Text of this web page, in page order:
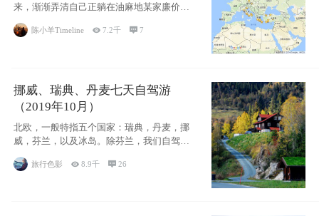
来，渐渐弄清自己正躺在油麻地某家廉价宾
馆
陈小羊Timeline 7.2千 7
挪威、瑞典、丹麦七天自驾游
（2019年10月）
北欧，一般特指五个国家：瑞典，丹麦，挪
威，芬兰，以及冰岛。除芬兰，我们自驾游
旅行色影 8.9千 26